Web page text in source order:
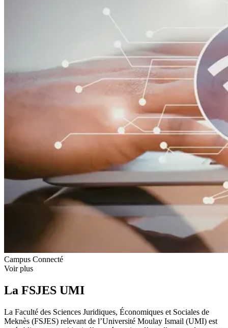
Campus Connecté
Voir plus
La FSJES UMI
La Faculté des Sciences Juridiques, Économiques et Sociales de
Meknès (FSJES) relevant de l’Université Moulay Ismail (UMI) est